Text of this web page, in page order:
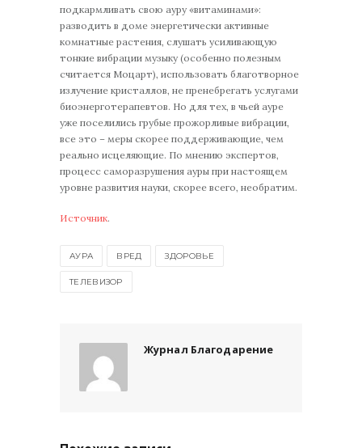
подкармливать свою ауру «витаминами»:
разводить в доме энергетически активные
комнатные растения, слушать усиливающую
тонкие вибрации музыку (особенно полезным
считается Моцарт), использовать благотворное
излучение кристаллов, не пренебрегать услугами
биоэнерготерапевтов. Но для тех, в чьей ауре
уже поселились грубые прожорливые вибрации,
все это – меры скорее поддерживающие, чем
реально исцеляющие. По мнению экспертов,
процесс саморазрушения ауры при настоящем
уровне развития науки, скорее всего, необратим.
Источник.
АУРА ВРЕД ЗДОРОВЬЕ
ТЕЛЕВИЗОР
Журнал Благодарение